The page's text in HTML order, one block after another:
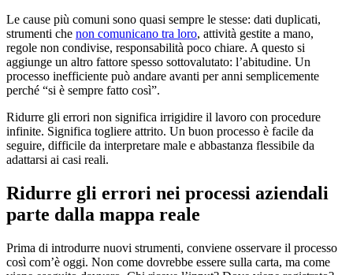
Le cause più comuni sono quasi sempre le stesse: dati duplicati,
strumenti che non comunicano tra loro, attività gestite a mano,
regole non condivise, responsabilità poco chiare. A questo si
aggiunge un altro fattore spesso sottovalutato: l’abitudine. Un
processo inefficiente può andare avanti per anni semplicemente
perché “si è sempre fatto così”.
Ridurre gli errori non significa irrigidire il lavoro con procedure
infinite. Significa togliere attrito. Un buon processo è facile da
seguire, difficile da interpretare male e abbastanza flessibile da
adattarsi ai casi reali.
Ridurre gli errori nei processi aziendali
parte dalla mappa reale
Prima di introdurre nuovi strumenti, conviene osservare il processo
così com’è oggi. Non come dovrebbe essere sulla carta, ma come